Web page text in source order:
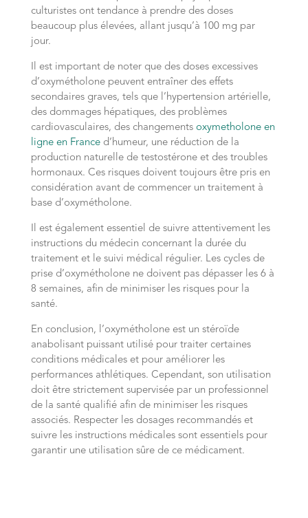
culturistes ont tendance à prendre des doses
beaucoup plus élevées, allant jusqu’à 100 mg par
jour.
Il est important de noter que des doses excessives
d’oxymétholone peuvent entraîner des effets
secondaires graves, tels que l’hypertension artérielle,
des dommages hépatiques, des problèmes
cardiovasculaires, des changements oxymetholone en
ligne en Franced’humeur, une réduction de la
production naturelle de testostérone et des troubles
hormonaux. Ces risques doivent toujours être pris en
considération avant de commencer un traitement à
base d’oxymétholone.
Il est également essentiel de suivre attentivement les
instructions du médecin concernant la durée du
traitement et le suivi médical régulier. Les cycles de
prise d’oxymétholone ne doivent pas dépasser les 6 à
8 semaines, afin de minimiser les risques pour la
santé.
En conclusion, l’oxymétholone est un stéroïde
anabolisant puissant utilisé pour traiter certaines
conditions médicales et pour améliorer les
performances athlétiques. Cependant, son utilisation
doit être strictement supervisée par un professionnel
de la santé qualifié afin de minimiser les risques
associés. Respecter les dosages recommandés et
suivre les instructions médicales sont essentiels pour
garantir une utilisation sûre de ce médicament.